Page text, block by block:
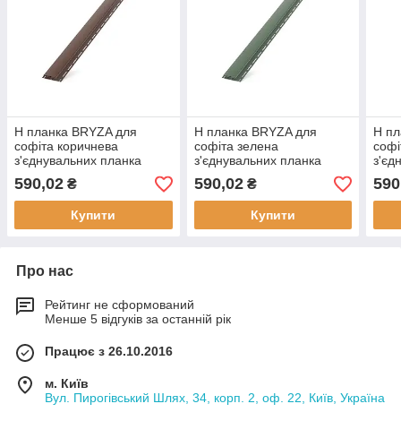
H планка BRYZA для
софіта коричнева
з'єднувальних планка
(з'єднувальні профіль)
RALL 8017
590,02 ₴
Купити
H планка BRYZA для
софіта зелена
з'єднувальних планка
(з'єднувальні профіль)
RALL 6020
590,02₴
Купити
H
Про нас
Рейтинг не сформований
Менше 5 відгуків за останній рік
Працює з 26.10.2016
м. Київ
Вул. Пирогівський Шлях, 34, корп. 2, оф. 22, Київ, Україна